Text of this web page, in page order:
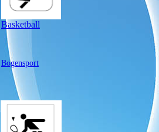
Basketball
Bogensport